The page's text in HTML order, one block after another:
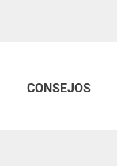
CONSEJOS